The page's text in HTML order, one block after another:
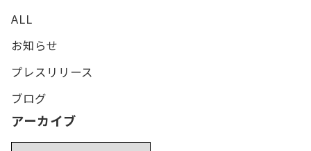
ALL
お知らせ
プレスリリース
ブログ
アーカイブ